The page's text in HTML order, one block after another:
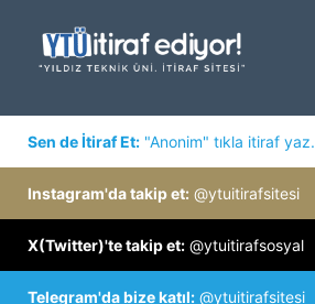
Sen de İtiraf Et: "Anonim" tıkla itiraf yaz.
Instagram'da takip et: @ytuitirafsitesi
X(Twitter)'te takip et: @ytuitirafsosyal
Telegram'da bize katıl: @ytuitirafsitesi